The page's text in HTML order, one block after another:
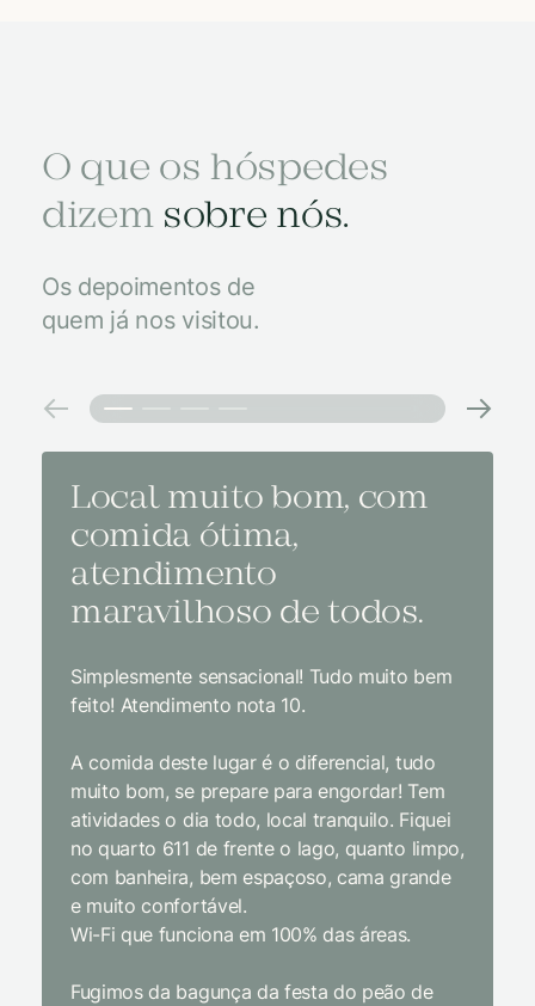
O que os hóspedes
dizem sobre nós.
Os depoimentos de
quem já nos visitou.
Local muito bom, com
comida ótima,
atendimento
maravilhoso de todos.
Simplesmente sensacional! Tudo muito bem
feito! Atendimento nota 10.
A comida deste lugar é o diferencial, tudo
muito bom, se prepare para engordar! Tem
atividades o dia todo, local tranquilo. Fiquei
no quarto 611 de frente o lago, quanto limpo,
com banheira, bem espaçoso, cama grande
e muito confortável.
Wi-Fi que funciona em 100% das áreas.
Fugimos da bagunça da festa do peão de